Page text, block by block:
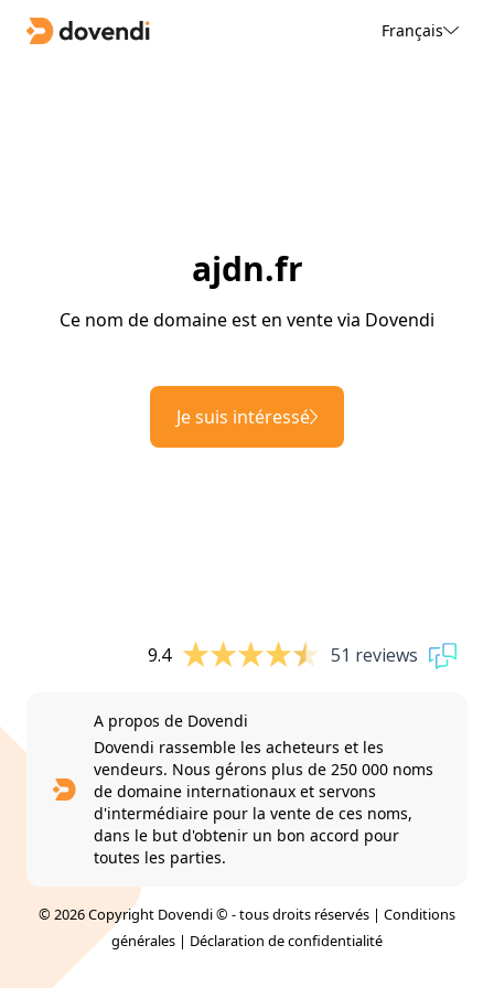
Français
ajdn.fr
Ce nom de domaine est en vente via Dovendi
Je suis intéressé
9.4 51 reviews
A propos de Dovendi
Dovendi rassemble les acheteurs et les
vendeurs. Nous gérons plus de 250 000 noms
de domaine internationaux et servons
d'intermédiaire pour la vente de ces noms,
dans le but d'obtenir un bon accord pour
toutes les parties.
© 2026 Copyright Dovendi © - tous droits réservés | Conditions
générales | Déclaration de confidentialité